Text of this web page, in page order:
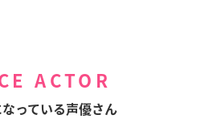
ACTOR
っている声優さん